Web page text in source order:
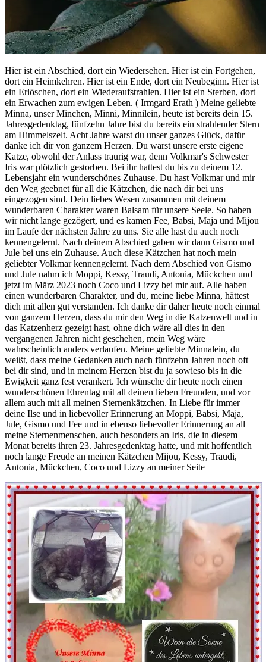
Hier ist ein Abschied, dort ein Wiedersehen. Hier ist ein Fortgehen,
dort ein Heimkehren. Hier ist ein Ende, dort ein Neubeginn. Hier ist
ein Erlöschen, dort ein Wiederaufstrahlen. Hier ist ein Sterben, dort
ein Erwachen zum ewigen Leben. ( Irmgard Erath ) Meine geliebte
Minna, unser Minchen, Minni, Minnilein, heute ist bereits dein 15.
Jahresgedenktag, fünfzehn Jahre bist du bereits ein strahlender Stern
am Himmelszelt. Acht Jahre warst du unser ganzes Glück, dafür
danke ich dir von ganzem Herzen. Du warst unsere erste eigene
Katze, obwohl der Anlass traurig war, denn Volkmar's Schwester
Iris war plötzlich gestorben. Bei ihr hattest du bis zu deinem 12.
Lebensjahr ein wunderschönes Zuhause. Du hast Volkmar und mir
den Weg geebnet für all die Kätzchen, die nach dir bei uns
eingezogen sind. Dein liebes Wesen zusammen mit deinem
wunderbaren Charakter waren Balsam für unsere Seele. So haben
wir nicht lange gezögert, und es kamen Fee, Babsi, Maja und Mijou
im Laufe der nächsten Jahre zu uns. Sie alle hast du auch noch
kennengelernt. Nach deinem Abschied gaben wir dann Gismo und
Jule bei uns ein Zuhause. Auch diese Kätzchen hat noch mein
geliebter Volkmar kennengelernt. Nach dem Abschied von Gismo
und Jule nahm ich Moppi, Kessy, Traudi, Antonia, Mückchen und
jetzt im März 2023 noch Coco und Lizzy bei mir auf. Alle haben
einen wunderbaren Charakter, und du, meine liebe Minna, hättest
dich mit allen gut verstanden. Ich danke dir daher heute noch einmal
von ganzem Herzen, dass du mir den Weg in die Katzenwelt und in
das Katzenherz gezeigt hast, ohne dich wäre all dies in den
vergangenen Jahren nicht geschehen, mein Weg wäre
wahrscheinlich anders verlaufen. Meine geliebte Minnalein, du
weißt, dass meine Gedanken auch nach fünfzehn Jahren noch oft
bei dir sind, und in meinem Herzen bist du ja sowieso bis in die
Ewigkeit ganz fest verankert. Ich wünsche dir heute noch einen
wunderschönen Ehrentag mit all deinen lieben Freunden, und vor
allem auch mit all meinen Sternenkätzchen. In Liebe für immer
deine Ilse und in liebevoller Erinnerung an Moppi, Babsi, Maja,
Jule, Gismo und Fee und in ebenso liebevoller Erinnerung an all
meine Sternenmenschen, auch besonders an Iris, die in diesem
Monat bereits ihren 23. Jahresgedenktag hatte, und mit hoffentlich
noch lange Freude an meinen Kätzchen Mijou, Kessy, Traudi,
Antonia, Mückchen, Coco und Lizzy an meiner Seite